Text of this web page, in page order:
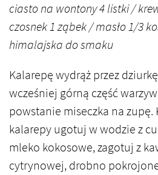
ciasto na wontony 4 listki /
czosnek 1 ząbek / masło 1/3
himalajska do smaku
Kalarepę wydrąż przez
wcześniej górną część
powstanie miseczka na zupę.
kalarepy ugotuj w wodzie z
mleko kokosowe, zagotuj z
cytrynowej, drobno